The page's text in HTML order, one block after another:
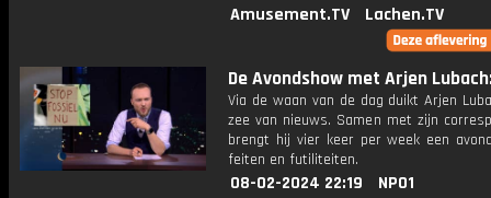
Amusement.TV
Lachen.TV
De Avondshow met Arjen
Via de waan van de dag duikt Arjen
zee van nieuws. Samen met zijn
brengt hij vier keer per week een
feiten en futiliteiten.
08-02-2024 22:19
NPO1